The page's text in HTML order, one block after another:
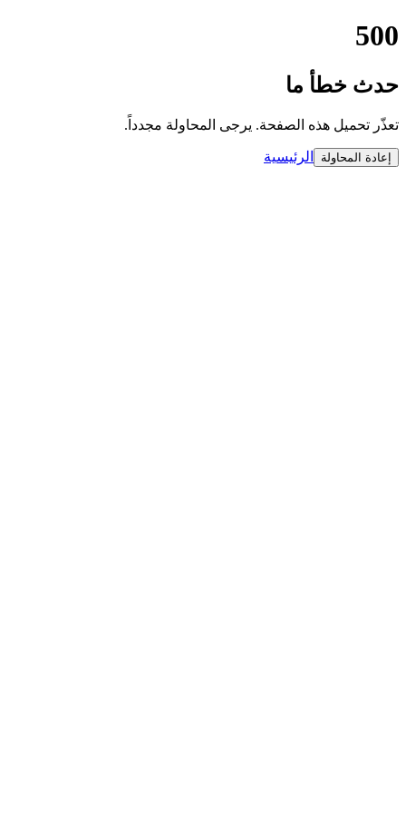
500
حدث خطأ ما
تعذّر تحميل هذه الصفحة. يرجى المحاولة مجدداً.
إعادة المحاولة الرئيسية